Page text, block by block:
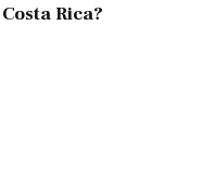
Rica?